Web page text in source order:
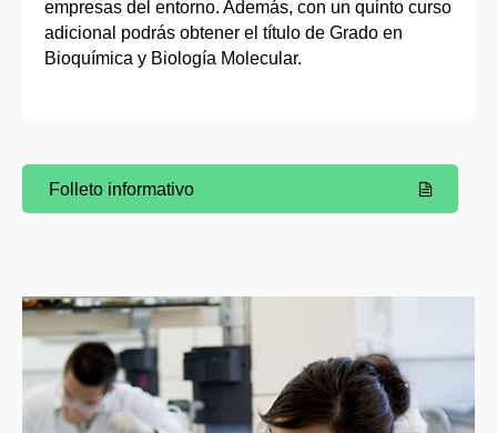
empresas del entorno. Además, con un quinto curso
adicional podrás obtener el título de Grado en
Bioquímica y Biología Molecular.
(Abre una nueva ventana)
Folleto informativo